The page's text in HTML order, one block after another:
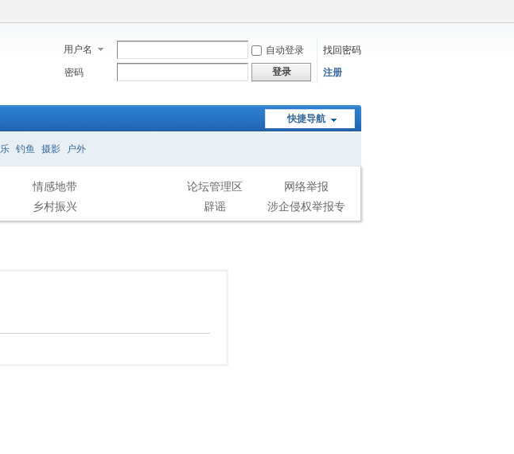
用户名 自动登录
找回密码
密码
登录 注册
快捷导航
钓鱼 摄影 户外
情感地带
乡村振兴
论坛管理区
网络举报
辟谣
涉企侵权举报专
区